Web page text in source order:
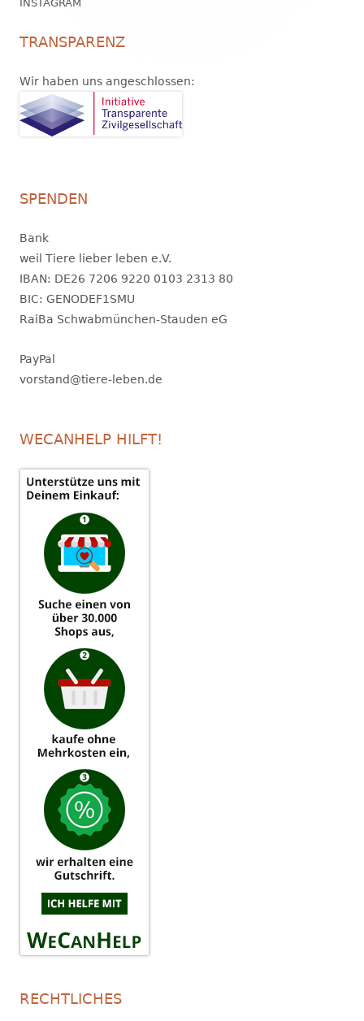
INSTAGRAM
TRANSPARENZ
Wir haben uns angeschlossen:
SPENDEN
Bank
weil Tiere lieber leben e.V.
IBAN: DE26 7206 9220 0103 2313 80
BIC: GENODEF1SMU
RaiBa Schwabmünchen-Stauden eG
PayPal
vorstand@tiere-leben.de
WECANHELP HILFT!
RECHTLICHES